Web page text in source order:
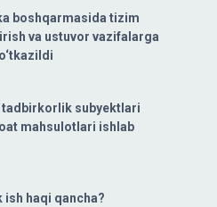
boshqarmasida tizim
va ustuvor vazifalarga
tadbirkorlik subyektlari
mahsulotlari ishlab
ish haqi qancha?